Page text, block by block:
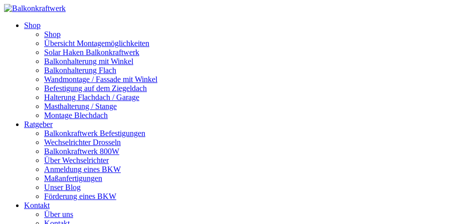
Shop
Shop
Übersicht Montagemöglichkeiten
Solar Haken Balkonkraftwerk
Balkonhalterung mit Winkel
Balkonhalterung Flach
Wandmontage / Fassade mit Winkel
Befestigung auf dem Ziegeldach
Halterung Flachdach / Garage
Masthalterung / Stange
Montage Blechdach
Ratgeber
Balkonkraftwerk Befestigungen
Wechselrichter Drosseln
Balkonkraftwerk 800W
Über Wechselrichter
Anmeldung eines BKW
Maßanfertigungen
Unser Blog
Förderung eines BKW
Kontakt
Über uns